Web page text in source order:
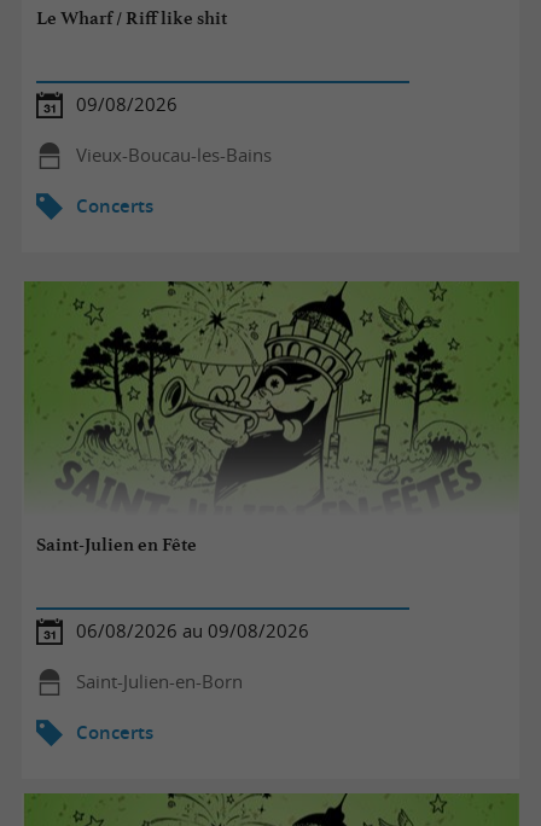
Le Wharf / Riff like shit
09/08/2026
Vieux-Boucau-les-Bains
Concerts
Saint-Julien en Fête
06/08/2026 au 09/08/2026
Saint-Julien-en-Born
Concerts